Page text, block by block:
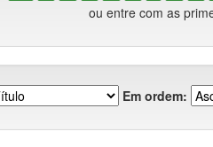
ou entre com as
Em ordem: